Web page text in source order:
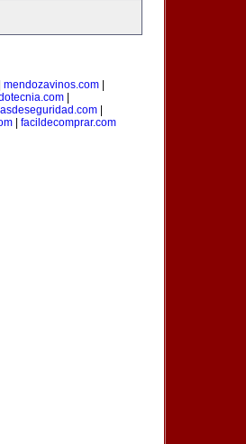
mendozavinos.com
|
|
facildecomprar.com